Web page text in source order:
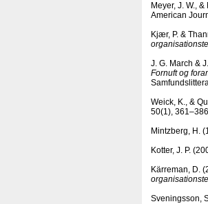
Meyer, J. W.,
American
Kjær, P. &
J. G. March &
Fornuft og
Weick, K., &
50(1),
Mintzberg, H.
Kotter, J. P.
Kärreman, D.
Sveningsson,